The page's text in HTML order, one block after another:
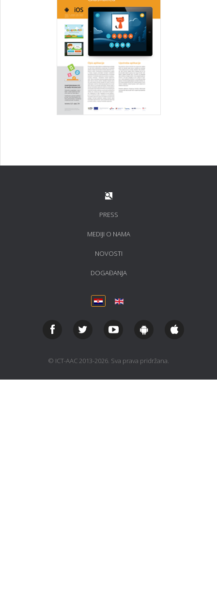
PRESS
MEDIJI O NAMA
NOVOSTI
DOGAĐANJA
© ICT-AAC 2013-2026. Sva prava pridržana.